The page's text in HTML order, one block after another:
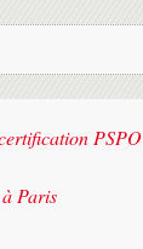
PSPO
Paris